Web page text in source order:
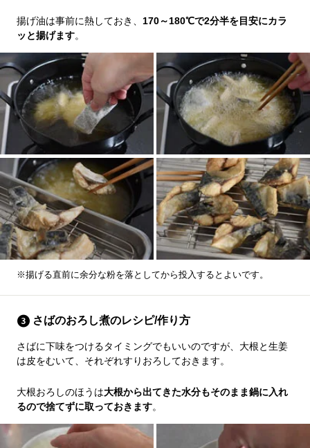
揚げ油は事前に熱しておき、 170～180℃で2分半を目安にカラ
ッと揚げます。
※揚げる直前に余分な粉を落としてから投入するとよいです。
さばのおろし煮のレシピ/作り方
さばに下味をつけるタイミングでもいいのですが、大根と生姜
は皮をむいて、それぞれすりおろしておきます。
大根おろしのほうは大根から出てきた水分もそのまま鍋に入れ
るので捨てずに取っておきます。